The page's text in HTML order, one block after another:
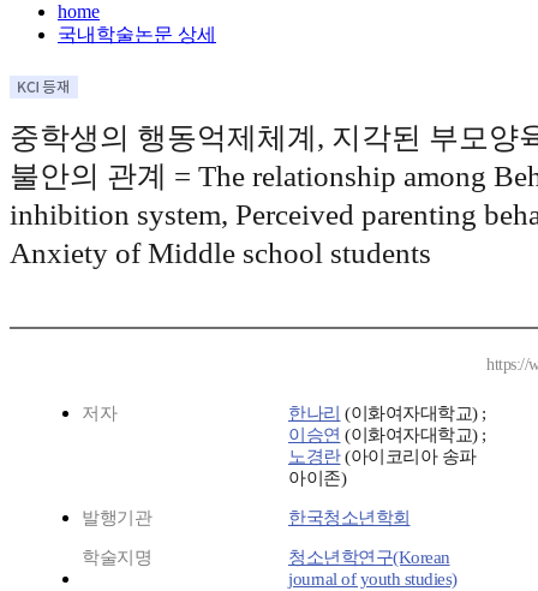
home
국내학술논문 상세
중학생의 행동억제체계, 지각된 부모양
불안의 관계 = The relationship among
inhibition system, Perceived parenting
Anxiety of Middle school students
https://
저자 한나리 (이화여자대학교) ;
이승연 (이화여자대학교) ;
노경란(아이코리아 송파
아이존)
발행기관 한국청소년학회
학술지명
청소년학연구(Korean
journal of youth studies)